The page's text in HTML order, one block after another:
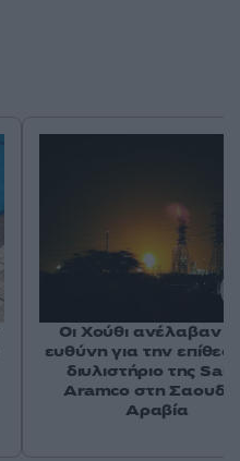
Οι Χούθι ανέλαβαν
ευθύνη για την
διυλιστήριο της
Aramco στη
Αραβία